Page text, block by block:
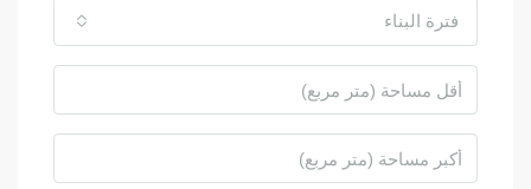
فترة البناء